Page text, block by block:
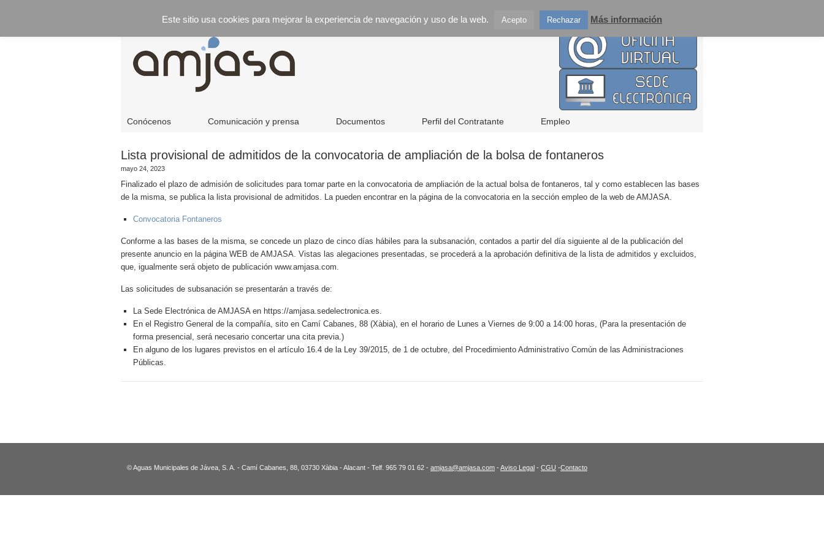
Conócenos Comunicación y prensa Documentos Perfil del Contratante Empleo
Lista provisional de admitidos de la convocatoria de ampliación de la bolsa de fontaneros
mayo 24, 2023
Finalizado el plazo de admisión de solicitudes para tomar parte en la convocatoria de ampliación de la actual bolsa de fontaneros, tal y como establecen las bases
de la misma, se publica la lista provisional de admitidos. La pueden encontrar en la página de la convocatoria en la sección empleo de la web de AMJASA.
Convocatoria Fontaneros
Conforme a las bases de la misma, se concede un plazo de cinco días hábiles para la subsanación, contados a partir del día siguiente al de la publicación del
presente anuncio en la página WEB de AMJASA. Vistas las alegaciones presentadas, se procederá a la aprobación definitiva de la lista de admitidos y excluidos,
que, igualmente será objeto de publicación www.amjasa.com.
Las solicitudes de subsanación se presentarán a través de:
La Sede Electrónica de AMJASA en https://amjasa.sedelectronica.es.
En el Registro General de la compañía, sito en Camí Cabanes, 88 (Xàbia), en el horario de Lunes a Viernes de 9:00 a 14:00 horas, (Para la presentación de
forma presencial, será necesario concertar una cita previa.)
En alguno de los lugares previstos en el artículo 16.4 de la Ley 39/2015, de 1 de octubre, del Procedimiento Administrativo Común de las Administraciones
Públicas.
© Aguas Municipales de Jávea, S. A. - Camí Cabanes, 88, 03730 Xàbia - Alacant - Telf. 965 79 01 62 - amjasa@amjasa.com - Aviso Legal - CGU -Contacto
Este sitio usa cookies para mejorar la experiencia de navegación y uso de la web. Acepto Rechazar Más información